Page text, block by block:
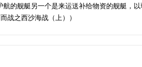
的舰艇另一个是来运送补给物资的舰艇，以
战之西沙海战（上））